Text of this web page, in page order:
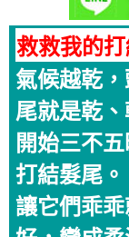
救救我的
氣候越乾
尾就是乾
開始三不
打結髮尾
讓它們乖